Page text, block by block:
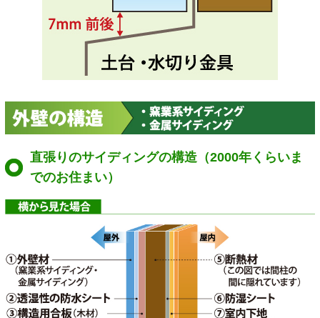
直張りのサイディングの構造（2000年くらいま
でのお住まい）